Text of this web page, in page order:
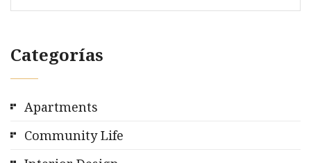
Categorías
Apartments
Community Life